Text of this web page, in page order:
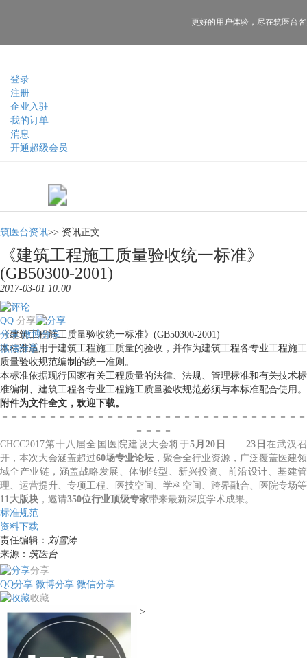
登录
注册
企业入驻
我的订单
消息
开通超级会员
更好的用户体验， 尽在筑医台
筑医台资讯>> 资讯正文
《建筑工程施工质量验收统一标准》
(GB50300-2001)
2017-03-01 10:00
分享
QQ
分享 微博分享
微信分享
《建筑工程施工质量验收统一标准》(GB50300-2001)
本标准适用于建筑工程施工质量的验收，并作为建筑工程各专业工程施工
质量验收规范编制的统一准则。
本标准依据现行国家有关工程质量的法律、法规、管理标准和有关技术标
准编制、建筑工程各专业工程施工质量验收规范必须与本标准配合使用。
附件为文件全文，欢迎下载。
－－－－－－－－－－－－－－－－－－－－－－－－－－－－－－－－
－－－－
CHCC2017第十八届全国医院建设大会将于5月20日——23日 在武汉召
开，本次大会涵盖超过60场专业论坛 ，聚合全行业资源，广泛覆盖医建领
域全产业链，涵盖战略发展、体制转型、新兴投资、前沿设计、基建管
理、运营提升、专项工程、医技空间、学科空间、跨界融合、医院专场等
11大版块 ，邀请350位行业顶级专家带来最新深度学术成果。
标准规范
资料下载
责任编辑： 刘雪涛
来源： 筑医台
分享
QQ分享 微博分享 微信分享
收藏
>